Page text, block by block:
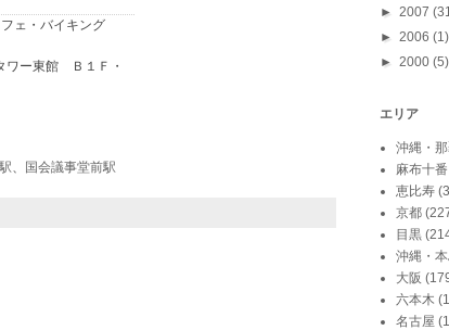
、 国会議事堂前駅
► 2007
► 2006 (1)
► 2000 (5)
エリア
沖縄・
麻布十番
恵比寿
京都
目黒
沖縄・
大阪
六本木
名古屋